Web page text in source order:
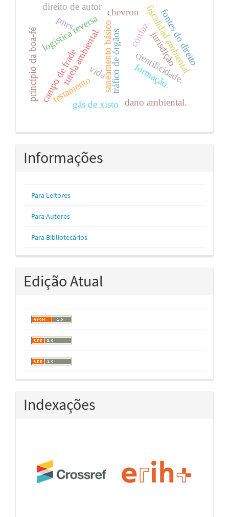
saneamento básico
tutela ambiental.
vida
testamento dano ambiental.
campo de frade
chevron fiscalidad ambiental
cientificidade.
fontes do direito
jurisdição
confaz.
logística reversa
pnrs
princípio da boa-fé tráfico de órgãos
gás de xisto
formação.
direito de autor
Informações
Para Leitores
Para Autores
Para Bibliotecários
Edição Atual
Indexações